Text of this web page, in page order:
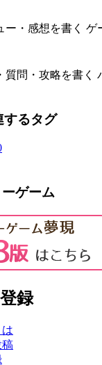
ー・感想を書く ゲ
質問・攻略を書く
するタグ
ゲーム
録
稿